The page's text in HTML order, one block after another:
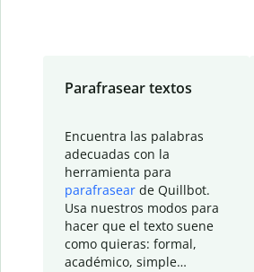
Parafrasear textos
Encuentra las palabras
adecuadas con la
herramienta para
parafrasear de Quillbot.
Usa nuestros modos para
hacer que el texto suene
como quieras: formal,
académico, simple…